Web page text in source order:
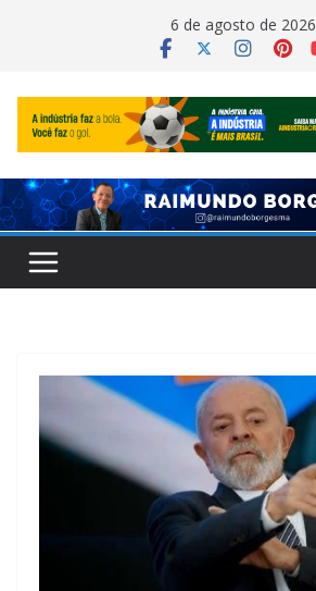
6 de agosto de 2026